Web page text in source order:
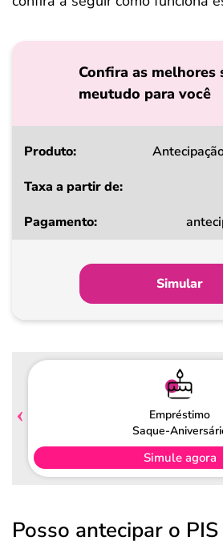
Confira as melhores
meutudo para você
Produto
a
Pagamento
Simular
Empréstimo
Saque-
Simule agora
Posso antecipar o